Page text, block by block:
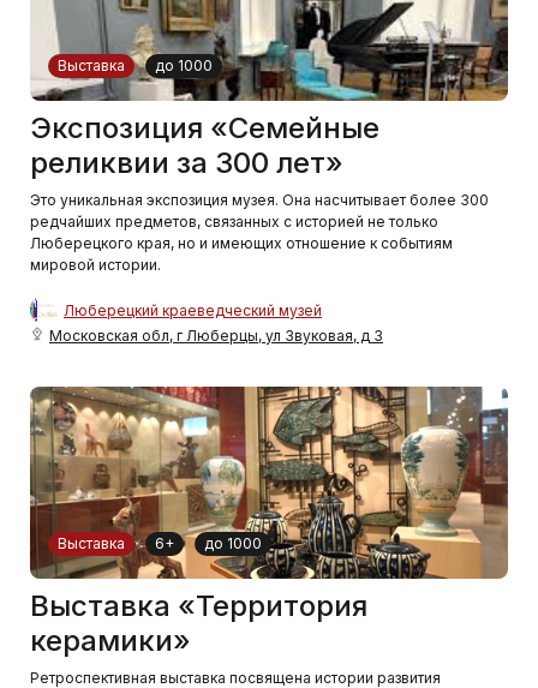
Выставка до 1000
Экспозиция «Семейные
реликвии за 300 лет»
Это уникальная экспозиция музея. Она насчитывает более 300
редчайших предметов, связанных с историей не только
Люберецкого края, но и имеющих отношение к событиям
мировой истории.
Люберецкий краеведческий музей
Московская обл, г Люберцы, ул Звуковая, д 3
Выставка 6+ до 1000
Выставка «Территория
керамики»
Ретроспективная выставка посвящена истории развития